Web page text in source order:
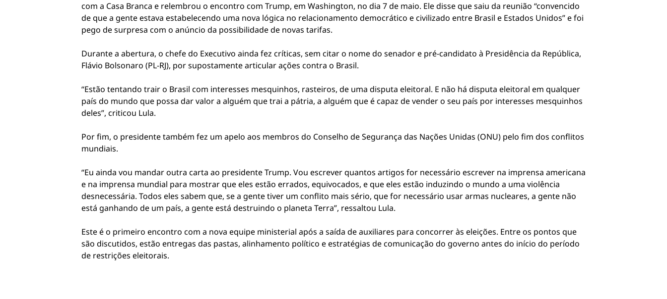
com a Casa Branca e relembrou o encontro com Trump, em Washington, no dia 7 de maio. Ele disse que saiu da reunião “convencido
de que a gente estava estabelecendo uma nova lógica no relacionamento democrático e civilizado entre Brasil e Estados Unidos” e foi
pego de surpresa com o anúncio da possibilidade de novas tarifas.
Durante a abertura, o chefe do Executivo ainda fez críticas, sem citar o nome do senador e pré-candidato à Presidência da República,
Flávio Bolsonaro (PL-RJ), por supostamente articular ações contra o Brasil.
“Estão tentando trair o Brasil com interesses mesquinhos, rasteiros, de uma disputa eleitoral. E não há disputa eleitoral em qualquer
país do mundo que possa dar valor a alguém que trai a pátria, a alguém que é capaz de vender o seu país por interesses mesquinhos
deles”, criticou Lula.
Por fim, o presidente também fez um apelo aos membros do Conselho de Segurança das Nações Unidas (ONU) pelo fim dos conflitos
mundiais.
“Eu ainda vou mandar outra carta ao presidente Trump. Vou escrever quantos artigos for necessário escrever na imprensa americana
e na imprensa mundial para mostrar que eles estão errados, equivocados, e que eles estão induzindo o mundo a uma violência
desnecessária. Todos eles sabem que, se a gente tiver um conflito mais sério, que for necessário usar armas nucleares, a gente não
está ganhando de um país, a gente está destruindo o planeta Terra”, ressaltou Lula.
Este é o primeiro encontro com a nova equipe ministerial após a saída de auxiliares para concorrer às eleições. Entre os pontos que
são discutidos, estão entregas das pastas, alinhamento político e estratégias de comunicação do governo antes do início do período
de restrições eleitorais.